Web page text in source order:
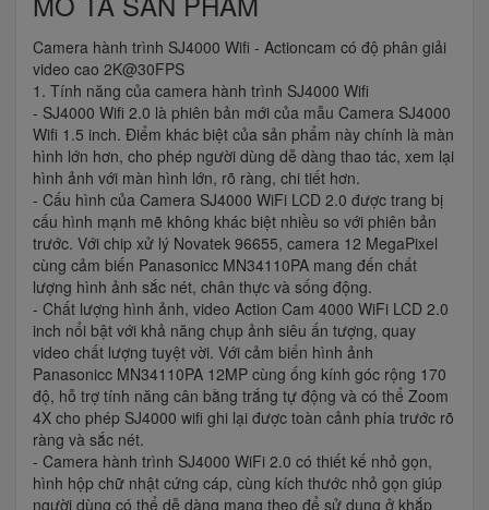
Camera hành trình SJ4000 Wifi - Actioncam có độ phân giải
video cao 2K@30FPS
1. Tính năng của camera hành trình SJ4000 Wifi
- SJ4000 Wifi 2.0 là phiên bản mới của mẫu Camera SJ4000
Wifi 1.5 inch. Điểm khác biệt của sản phẩm này chính là màn
hình lớn hơn, cho phép người dùng dễ dàng thao tác, xem lại
hình ảnh với màn hình lớn, rõ ràng, chi tiết hơn.
- Cấu hình của Camera SJ4000 WiFi LCD 2.0 được trang bị
cấu hình mạnh mẽ không khác biệt nhiều so với phiên bản
trước. Với chip xử lý Novatek 96655, camera 12 MegaPixel
cùng cảm biến Panasonicc MN34110PA mang đến chất
lượng hình ảnh sắc nét, chân thực và sống động.
- Chất lượng hình ảnh, video Action Cam 4000 WiFi LCD 2.0
inch nổi bật với khả năng chụp ảnh siêu ấn tượng, quay
video chất lượng tuyệt vời. Với cảm biến hình ảnh
Panasonicc MN34110PA 12MP cùng ống kính góc rộng 170
độ, hỗ trợ tính năng cân bằng trắng tự động và có thể Zoom
4X cho phép SJ4000 wifi ghi lại được toàn cảnh phía trước rõ
ràng và sắc nét.
- Camera hành trình SJ4000 WiFi 2.0 có thiết kế nhỏ gọn,
hình hộp chữ nhật cứng cáp, cùng kích thước nhỏ gọn giúp
người dùng có thể dễ dàng mang theo để sử dụng ở khắp